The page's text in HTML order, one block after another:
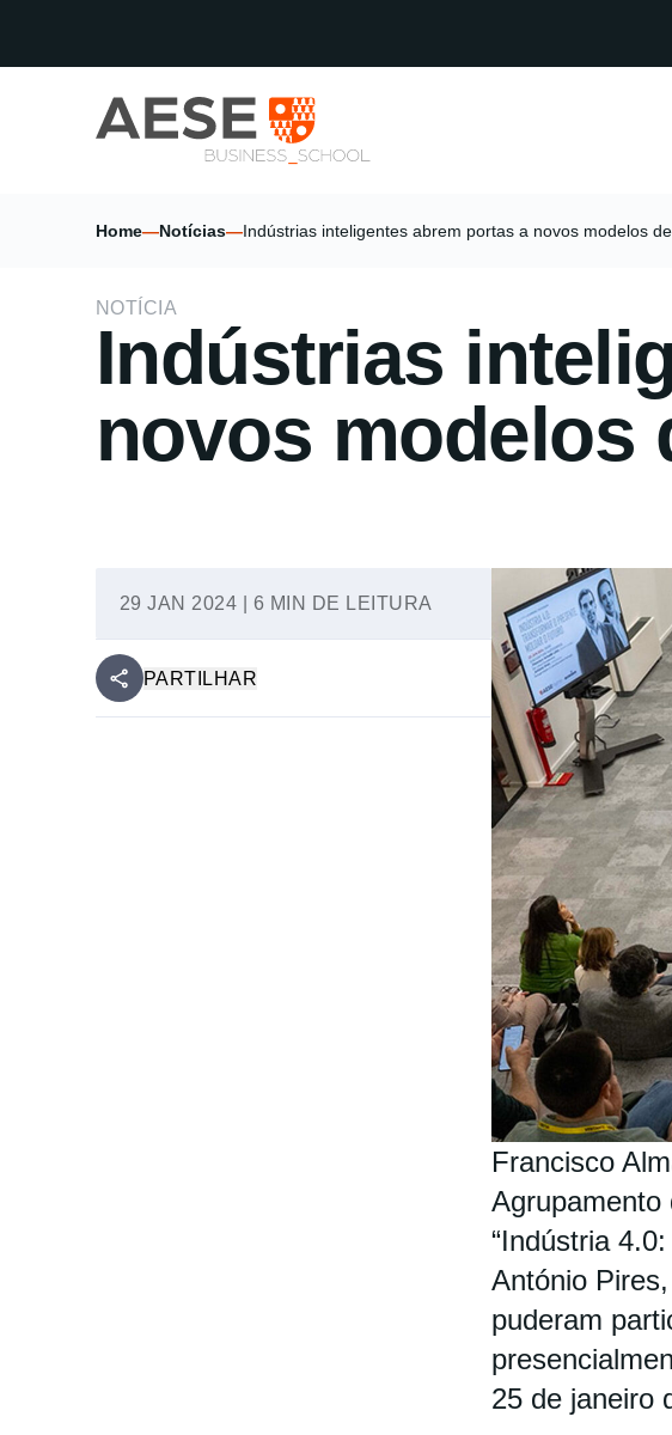
Home—Notícias—Indústrias inteligentes abrem portas a novos modelos
NOTÍCIA
Indústrias
novos modelos
29 JAN 2024 | 6 MIN DE LEITURA
PARTILHAR
Francisco
Agrupamento
“Indústria
António
puderam
25 de janeiro